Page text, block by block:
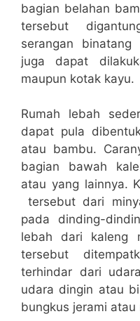
bagian belahan
tersebut
serangan
juga dapat
maupun kotak kayu.
Rumah lebah
dapat pula
atau bambu.
bagian bawah
atau yang lainnya.
tersebut dari
pada dinding-
lebah dari kaleng
tersebut
terhindar dari
udara dingin atau
bungkus jerami atau